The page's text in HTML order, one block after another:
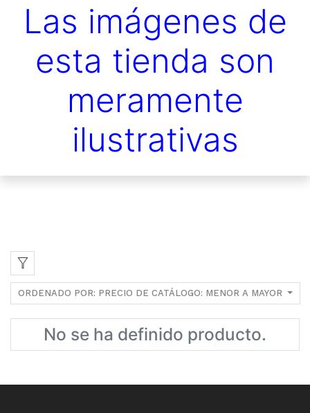
Las imágenes de
esta tienda son
meramente
ilustrativas
ORDENADO POR: PRECIO DE CATÁLOGO: MENOR A MAYOR
No se ha definido producto.